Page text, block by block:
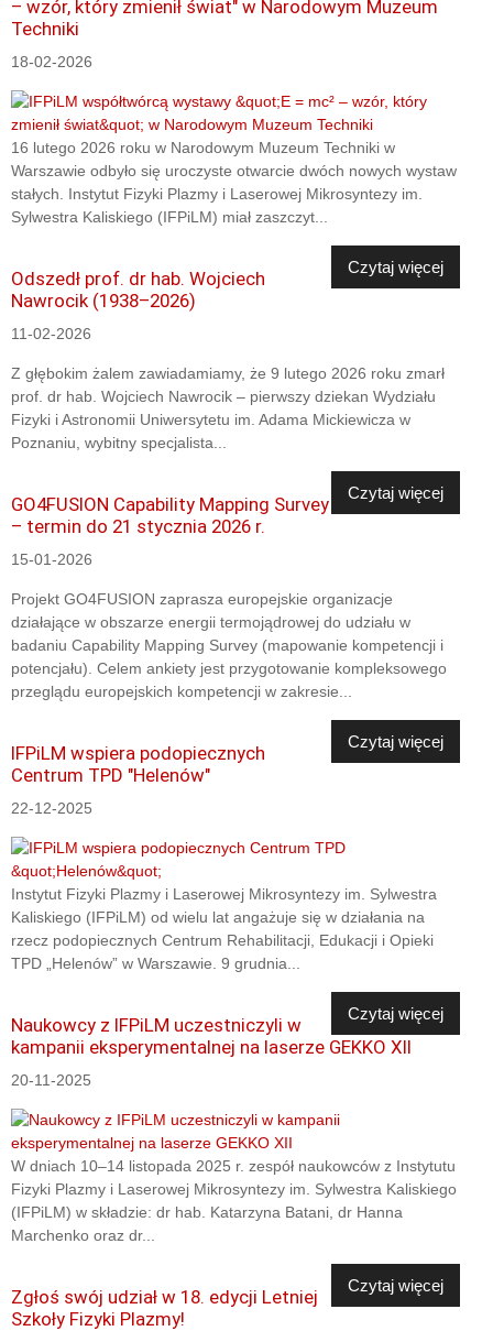
– wzór, który zmienił świat" w Narodowym Muzeum
Techniki
18-02-2026
16 lutego 2026 roku w Narodowym Muzeum Techniki w
Warszawie odbyło się uroczyste otwarcie dwóch nowych wystaw
stałych. Instytut Fizyki Plazmy i Laserowej Mikrosyntezy im.
Sylwestra Kaliskiego (IFPiLM) miał zaszczyt...
Czytaj więcej
Odszedł prof. dr hab. Wojciech
Nawrocik (1938–2026)
11-02-2026
Z głębokim żalem zawiadamiamy, że 9 lutego 2026 roku zmarł
prof. dr hab. Wojciech Nawrocik – pierwszy dziekan Wydziału
Fizyki i Astronomii Uniwersytetu im. Adama Mickiewicza w
Poznaniu, wybitny specjalista...
Czytaj więcej
GO4FUSION Capability Mapping Survey
– termin do 21 stycznia 2026 r.
15-01-2026
Projekt GO4FUSION zaprasza europejskie organizacje
działające w obszarze energii termojądrowej do udziału w
badaniu Capability Mapping Survey (mapowanie kompetencji i
potencjału). Celem ankiety jest przygotowanie kompleksowego
przeglądu europejskich kompetencji w zakresie...
Czytaj więcej
IFPiLM wspiera podopiecznych
Centrum TPD "Helenów"
22-12-2025
Instytut Fizyki Plazmy i Laserowej Mikrosyntezy im. Sylwestra
Kaliskiego (IFPiLM) od wielu lat angażuje się w działania na
rzecz podopiecznych Centrum Rehabilitacji, Edukacji i Opieki
TPD „Helenów” w Warszawie. 9 grudnia...
Czytaj więcej
Naukowcy z IFPiLM uczestniczyli w
kampanii eksperymentalnej na laserze GEKKO XII
20-11-2025
W dniach 10–14 listopada 2025 r. zespół naukowców z Instytutu
Fizyki Plazmy i Laserowej Mikrosyntezy im. Sylwestra Kaliskiego
(IFPiLM) w składzie: dr hab. Katarzyna Batani, dr Hanna
Marchenko oraz dr...
Czytaj więcej
Zgłoś swój udział w 18. edycji Letniej
Szkoły Fizyki Plazmy!